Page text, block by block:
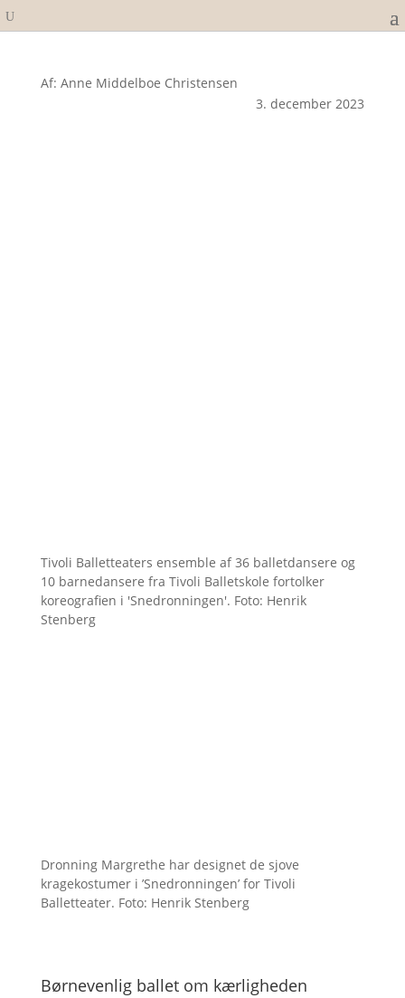
Af: Anne Middelboe Christensen
3. december 2023
Tivoli Balletteaters ensemble af 36 balletdansere og
10 barnedansere fra Tivoli Balletskole fortolker
koreografien i 'Snedronningen'. Foto: Henrik
Stenberg
Dronning Margrethe har designet de sjove
kragekostumer i ’Snedronningen’ for Tivoli
Balletteater. Foto: Henrik Stenberg
Børnevenlig ballet om kærligheden